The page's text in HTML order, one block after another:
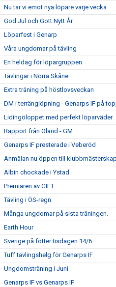
Nu tar vi emot nya löpare varje vecka
God Jul och Gott Nytt År
Löparfest i Genarp
Våra ungdomar på tävling
En heldag för löpargruppen
Tävlingar i Norra Skåne
Extra träning på höstlovsveckan
DM i terränglöpning - Genarps IF på
Lidingöloppet med perfekt löparväder
Rapport från Öland - GM
Genarps IF presterade i Veberöd
Anmälan nu öppen till
Albin chockade i Ystad
Premiären av GIFT
Tävling i ÖS-regn
Många ungdomar på sista träningen.
Earth Hour
Sverige på fötter tisdagen 14/6
Tuff tävlingshelg för Genarps IF
Ungdomsträning i Juni
Genarps IF vs Genarps IF